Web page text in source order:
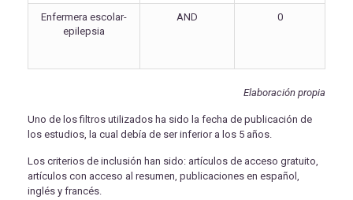
Enfermera escolar-
epilepsia
AND 0
Elaboración propia
Uno de los filtros utilizados ha sido la fecha de publicación de
los estudios, la cual debía de ser inferior a los 5 años.
Los criterios de inclusión han sido: artículos de acceso gratuito,
artículos con acceso al resumen, publicaciones en español,
inglés y francés.